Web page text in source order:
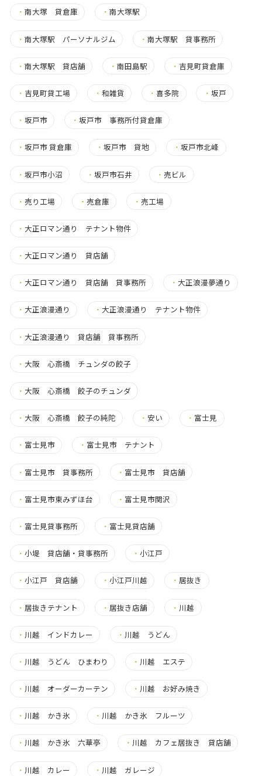
・ 南大塚 貸倉庫 ・南大塚駅
・ 南大塚駅 パーソナルジム ・南大塚駅 貸事務所
・ 南大塚駅 貸店舗 ・南田島駅 ・ 吉見町貸倉庫
・ 吉見町貸工場 ・和雑貨 ・喜多院 ・ 坂戸
・ 坂戸市 ・坂戸市 事務所付貸倉庫
・ 坂戸市 貸倉庫 ・坂戸市 貸地 ・坂戸市北峰
・ 坂戸市小沼 ・坂戸市石井 ・ 売ビル
・ 売り工場 ・ 売倉庫 ・ 売工場
・ 大正ロマン通り テナント物件
・ 大正ロマン通り 貸店舗
・ 大正ロマン通り 貸店舗 貸事務所 ・ 大正浪漫夢通り
・ 大正浪漫通り ・ 大正浪漫通り テナント物件
・ 大正浪漫通り 貸店舗 貸事務所
・ 大阪 心斎橋 チュンダの餃子
・ 大阪 心斎橋 餃子のチュンダ
・ 大阪 心斎橋 餃子の純陀 ・安い ・ 富士見
・ 富士見市 ・ 富士見市 テナント
・ 富士見市 貸事務所 ・ 富士見市 貸店舗
・ 富士見市東みずほ台 ・ 富士見市関沢
・ 富士見貸事務所 ・ 富士見貸店舗
・ 小堤 貸店舗・貸事務所 ・小江戸
・ 小江戸 貸店舗 ・小江戸川越 ・居抜き
・ 居抜きテナント ・ 居抜き店舗 ・ 川越
・ 川越 インドカレー ・ 川越 うどん
・ 川越 うどん ひまわり ・ 川越 エステ
・ 川越 オーダーカーテン ・ 川越 お好み焼き
・ 川越 かき氷 ・ 川越 かき氷 フルーツ
・ 川越 かき氷 六華亭 ・ 川越 カフェ居抜き 貸店舗
・ 川越 カレー ・ 川越 ガレージ